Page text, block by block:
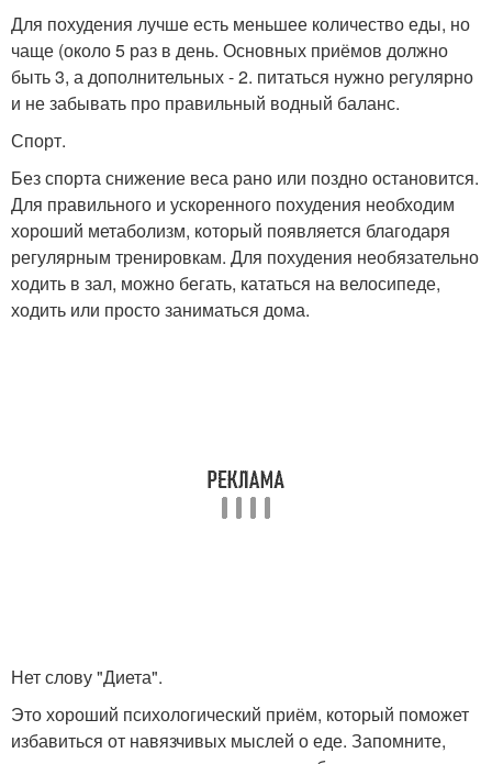
Для похудения лучше есть меньшее количество еды, но
чаще (около 5 раз в день. Основных приёмов должно
быть 3, а дополнительных - 2. питаться нужно регулярно
и не забывать про правильный водный баланс.
Спорт.
Без спорта снижение веса рано или поздно остановится.
Для правильного и ускоренного похудения необходим
хороший метаболизм, который появляется благодаря
регулярным тренировкам. Для похудения необязательно
ходить в зал, можно бегать, кататься на велосипеде,
ходить или просто заниматься дома.
Нет слову "Диета".
Это хороший психологический приём, который поможет
избавиться от навязчивых мыслей о еде. Запомните,